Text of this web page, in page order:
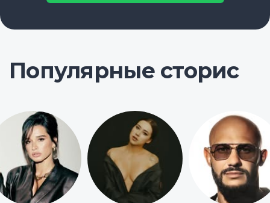
Популярные сторис